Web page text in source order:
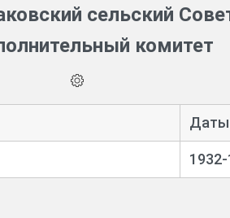
сельский
комитет
Даты